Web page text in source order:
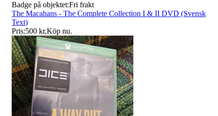
Badge på objektet:Fri frakt
The Macahans - The Complete Collection I & II DVD (Svensk
Text)
Pris:500 kr,Köp nu.